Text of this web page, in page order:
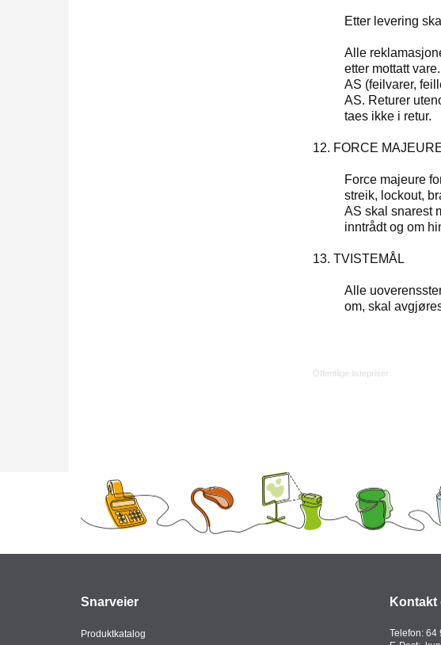
Etter levering
Alle
etter mottatt
AS (feilvarer,
AS. Returer
taes ikke i retur.
12. FORCE
Force majeure
streik, lockout,
AS skal snarest
inntrådt og om
13. TVISTEMÅL
Alle
om, skal
Offentlige listepriser
Snarveier
Produktkatalog
Kontakt
Telefon: 64